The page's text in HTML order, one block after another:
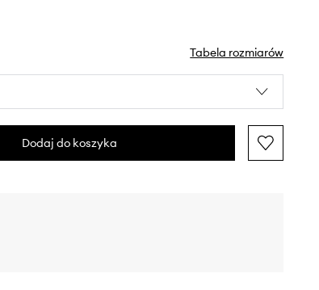
Tabela rozmiarów
Dodaj do koszyka